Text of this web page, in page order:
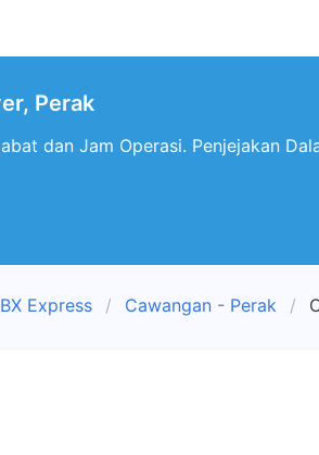
Perak
dan Jam Operasi. Penjejakan
Express Cawangan - Perak